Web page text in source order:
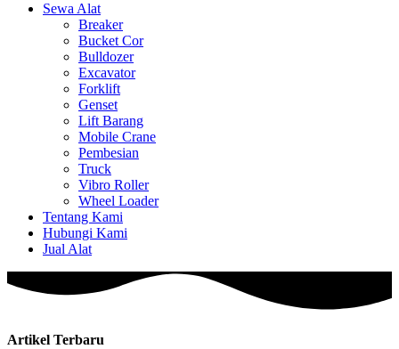
Sewa Alat
Breaker
Bucket Cor
Bulldozer
Excavator
Forklift
Genset
Lift Barang
Mobile Crane
Pembesian
Truck
Vibro Roller
Wheel Loader
Tentang Kami
Hubungi Kami
Jual Alat
Artikel Terbaru